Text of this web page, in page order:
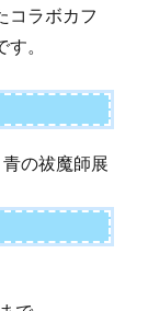
コラボカフ
。
の祓魔師展